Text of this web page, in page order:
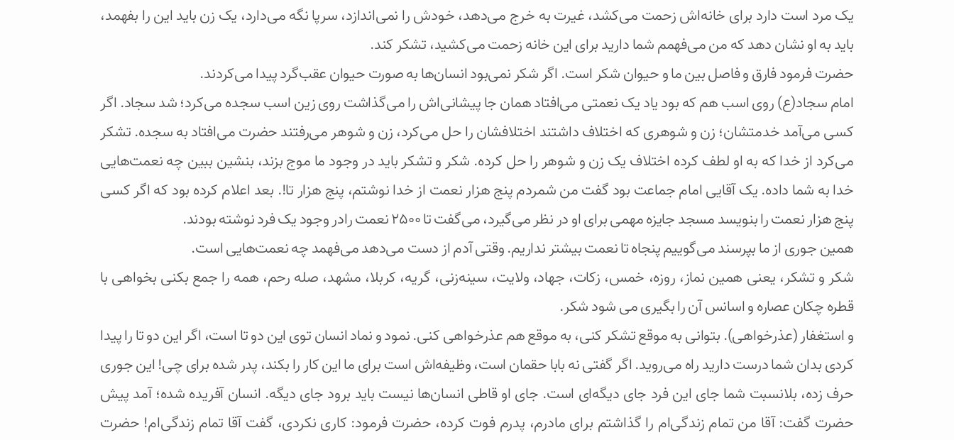
یک مرد است دارد برای خانه‌اش زحمت می‌کشد، غیرت به خرج می‌دهد، خودش را نمی‌اندازد، سرپا نگه می‌دارد، یک زن باید این را بفهمد،
باید به او نشان دهد که من می‌فهمم شما دارید برای این خانه زحمت می‌کشید، تشکر کند.
حضرت فرمود فارق و فاصل بین ما و حیوان شکر است. اگر شکر نمی‌بود انسان‌ها به صورت حیوان عقب‌گرد پیدا می‌کردند.
امام سجاد(ع) روی اسب هم که بود یاد یک نعمتی می‌افتاد همان جا پیشانی‌اش را می‌گذاشت روی زین اسب سجده می‌کرد؛ شد سجاد. اگر
کسی می‌آمد خدمتشان؛ زن و شوهری که اختلاف داشتند اختلافشان را حل می‌کرد، زن و شوهر می‌رفتند حضرت می‌افتاد به سجده. تشکر
می‌کرد از خدا که به او لطف کرده اختلاف یک زن و شوهر را حل کرده. شکر و تشکر باید در وجود ما موج بزند، بنشین ببین چه نعمت‌هایی
خدا به شما داده. یک آقایی امام جماعت بود گفت من شمردم پنج هزار نعمت از خدا نوشتم، پنج هزار تا!. بعد اعلام کرده بود که اگر کسی
پنج هزار نعمت را بنویسد مسجد جایزه مهمی برای او در نظر می‌گیرد، می‌گفت تا 2500 نعمت رادر وجود یک فرد نوشته بودند.
همین جوری از ما بپرسند می‌گوییم پنجاه تا نعمت بیشتر نداریم. وقتی آدم از دست می‌دهد می‌فهمد چه نعمت‌هایی است.
شکر و تشکر، یعنی همین نماز، روزه، خمس، زکات، جهاد، ولایت، سینه‌زنی، گریه، کربلا، مشهد، صله رحم، همه را جمع بکنی بخواهی با
قطره‌ چکان عصاره و اسانس آن را بگیری می شود شکر.
و استغفار (عذرخواهی). بتوانی به موقع تشکر کنی، به موقع هم عذرخواهی کنی. نمود و نماد انسان توی این دو تا است، اگر این دو تا را پیدا
کردی بدان شما درست دارید راه می‌روید. اگر گفتی نه بابا حقمان است، وظیفه‌اش است برای ما این کار را بکند، پدر شده برای چی! این جوری
حرف زده، بلانسبت شما جای این فرد جای دیگه‌ای است. جای او قاطی انسان‌ها نیست باید برود جای دیگه. انسان آفریده شده؛ آمد پیش
حضرت گفت: آقا من تمام زندگی‌ام را گذاشتم برای مادرم، پدرم فوت کرده، حضرت فرمود: کاری نکردی، گفت آقا تمام زندگی‌ام! حضرت